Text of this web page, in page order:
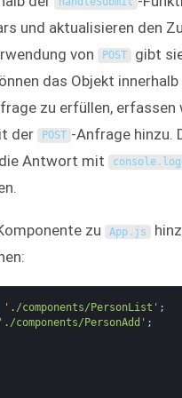
und aktualisieren den
von
POST gibt
das Objekt
zu erfüllen, erfassen
der
POST -Anfrage hinzu.
Antwort mit
console. log
zu App. js
'./components/PersonList' ;
'./components/PersonAdd' ;